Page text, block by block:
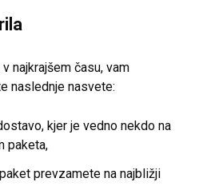
najkrajšem času, vam
naslednje nasvete:
kjer je vedno nekdo na
paketa,
prevzamete na najbližji